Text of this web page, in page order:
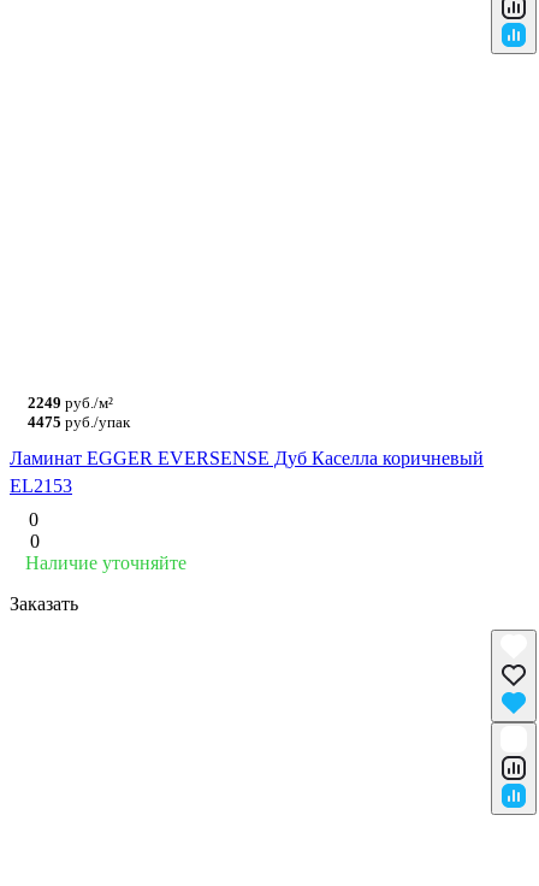
2249 руб./м²
4475 руб./упак
Ламинат EGGER EVERSENSE Дуб Каселла коричневый
EL2153
0
0
Наличие уточняйте
Заказать